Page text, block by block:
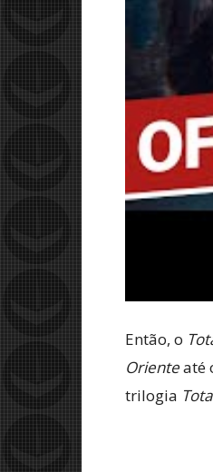
Então, o
Orienteaté
trilogia